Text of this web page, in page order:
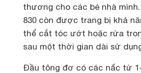
thương cho các bé nhà
830 còn được trang bị khả
thể cắt tóc ướt hoặc rửa
sau một thời gian dài sử
Đầu tông đơ có các nấc từ